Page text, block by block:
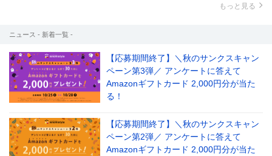
もっと見る
ニュース - 新着一覧 -
【応募期間終了】＼秋のサンクスキャン
ペーン第3弾／ アンケートに答えて
Amazonギフトカード 2,000円分が当た
る！
【応募期間終了】＼秋のサンクスキャン
ペーン第2弾／ アンケートに答えて
Amazonギフトカード 2,000円分が当た